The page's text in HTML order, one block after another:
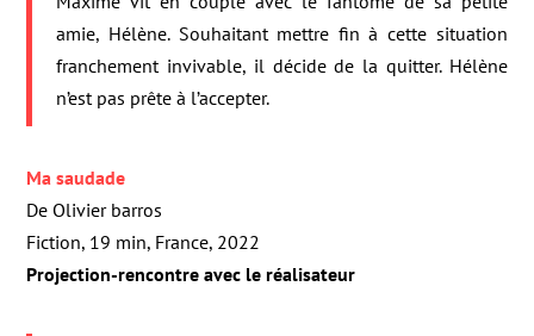
amie, Hélène. Souhaitant mettre fin à cette situation
franchement invivable, il décide de la quitter. Hélène
n’est pas prête à l’accepter.
Ma saudade
De Olivier barros
Fiction, 19 min, France, 2022
Projection-rencontre avec le réalisateur